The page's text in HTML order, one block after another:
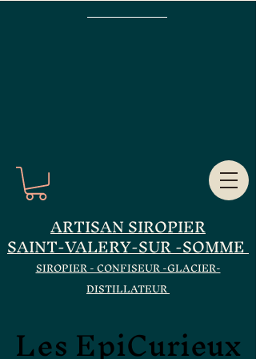
ARTISAN SIROPIER
SAINT-VALERY-SUR -SOMME
SIROPIER - CONFISEUR -GLACIER-
DISTILLATEUR
Les EpiCurieux
Les EpiCurieux